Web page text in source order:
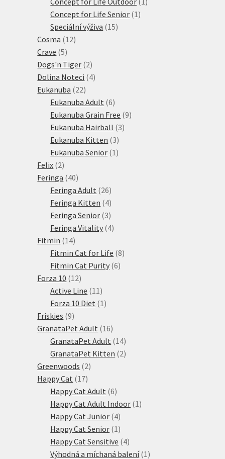
Concept for Life Senior 1 1
Speciální výživa 1515
Cosma 1212
Crave 55
produktů
Dogs'n Tiger 22
produkty
Dolina Noteci 44
Eukanuba 2222
produktů
Eukanuba Adult 66
produktů
Eukanuba Grain Free 99
Eukanuba Hairball 33
Eukanuba Kitten 33
produkty
Eukanuba Senior 1 1
Felix 22
produkty
Feringa 4040
produktů
Feringa Adult 2626
produktů
Feringa Kitten 44
produkty
Feringa Senior 33
produkty
Feringa Vitality 44
Fitmin 1414
produktů
Fitmin Cat for Life 88
Fitmin Cat Purity 66
Forza 10 1212
produktů
Active Line 11 11
produktů
Forza 10 Diet 1 1
Friskies 99
produktů
GranataPet Adult 1616
produktů
GranataPet Adult 1414
produktů
GranataPet Kitten 22
Greenwoods 22
Happy Cat 1717
produktů
Happy Cat Adult 66
produktů
Happy Cat Adult Indoor 1 1
Happy Cat Junior 44
produkty
Happy Cat Senior 1 1
produkt
Happy Cat Sensitive 44
produkty
Výhodná a míchaná balení 1 1